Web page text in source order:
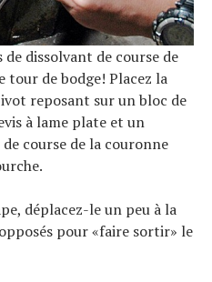
de dissolvant de course de
tour de bodge! Placez la
reposant sur un bloc de
à lame plate et un
course de la couronne
déplacez-le un peu à la
pour «faire sortir» le